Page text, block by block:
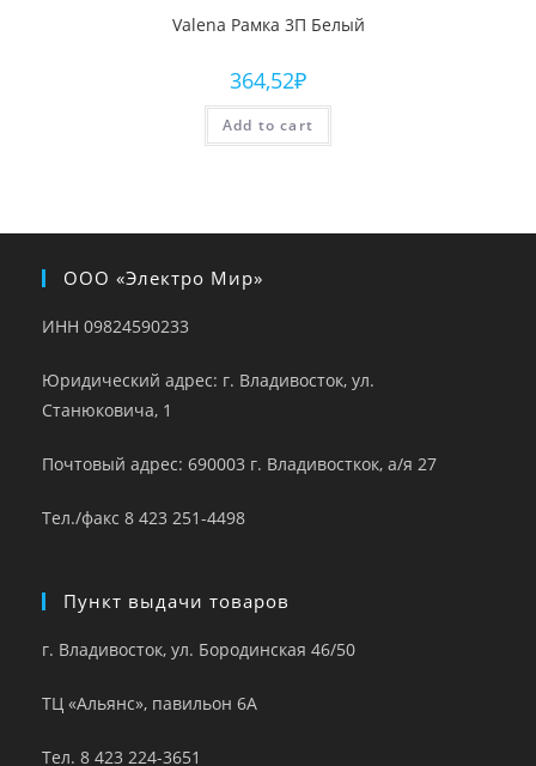
Valena Рамка 3П Белый
364,52₽
Add to cart
ООО «Электро Мир»
ИНН 09824590233
Юридический адрес: г. Владивосток, ул.
Станюковича, 1
Почтовый адрес: 690003 г. Владивосткок, а/я 27
Тел./факс 8 423 251-4498
Пункт выдачи товаров
г. Владивосток, ул. Бородинская 46/50
ТЦ «Альянс», павильон 6А
Тел. 8 423 224-3651